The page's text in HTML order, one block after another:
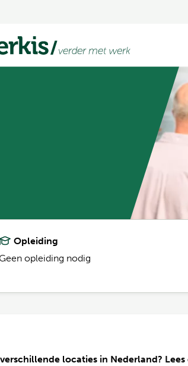
Opleiding
opleiding nodig
locaties in Nederland? Lees